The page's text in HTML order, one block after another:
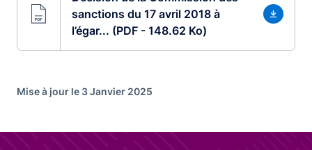
sanctions du 17 avril 2018 à
l’égar... (PDF - 148.62 Ko)
Mise à jour le 3 Janvier 2025